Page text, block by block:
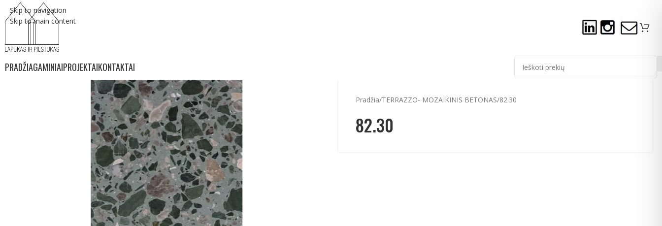
Skip to navigation
Skip to main content
PRADŽIAGAMINIAIPROJEKTAIKONTAKTAI
Pradžia TERRAZZO- MOZAIKINIS BETONAS 82.30
82.30